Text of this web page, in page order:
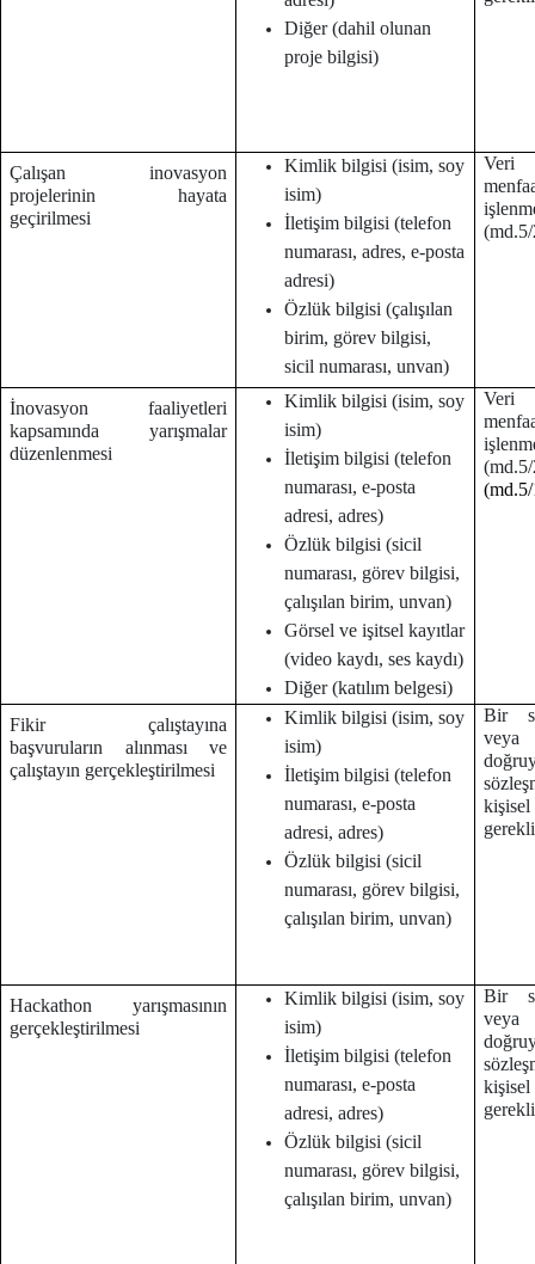
Diğer (dahil olunan
proje bilgisi)
Çalışan inovasyon
projelerinin hayata
geçirilmesi
Kimlik bilgisi (isim, soy
isim)
İletişim bilgisi (telefon
numarası, adres, e-posta
adresi)
Özlük bilgisi (çalışılan
birim, görev bilgisi,
sicil numarası, unvan)
Veri
İnovasyon faaliyetleri
kapsamında yarışmalar
düzenlenmesi
Kimlik bilgisi (isim, soy
isim)
İletişim bilgisi (telefon
numarası, e-posta
adresi, adres)
Özlük bilgisi (sicil
numarası, görev bilgisi,
çalışılan birim, unvan)
Görsel ve işitsel kayıtlar
(video kaydı, ses kaydı)
Diğer (katılım belgesi)
Veri
Fikir çalıştayına
başvuruların alınması ve
çalıştayın gerçekleştirilmesi
Kimlik bilgisi (isim, soy
isim)
İletişim bilgisi (telefon
numarası, e-posta
adresi, adres)
Özlük bilgisi (sicil
numarası, görev bilgisi,
çalışılan birim, unvan)
Bir
veya
Hackathon yarışmasının
gerçekleştirilmesi
Kimlik bilgisi (isim, soy
isim)
İletişim bilgisi (telefon
numarası, e-posta
adresi, adres)
Özlük bilgisi (sicil
numarası, görev bilgisi,
çalışılan birim, unvan)
Bir
veya